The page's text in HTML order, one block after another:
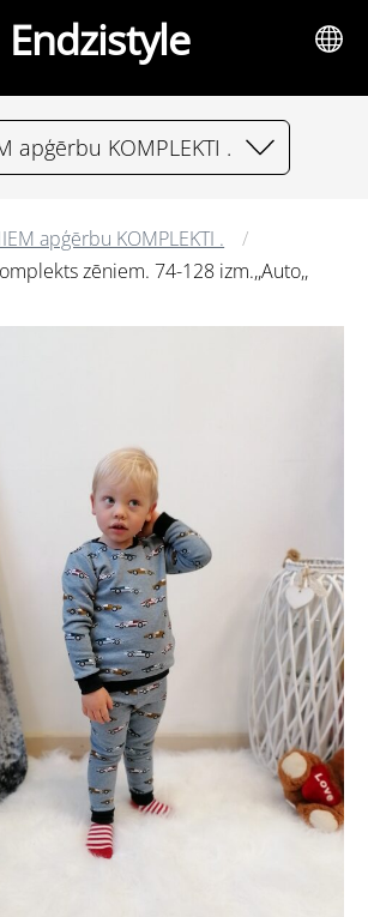
Endzistyle
BĒRNIEM apģērbu KOMPLEKTI .
apģērbu KOMPLEKTI .
zēniem. 74-128 izm.,,Auto,,